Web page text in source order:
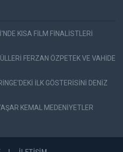
KISA FİLM FİNALİSTLERİ
FERZAN ÖZPETEK VE VAHİDE
İLK GÖSTERİSİNİ DENİZ
KEMAL MEDENİYETLER